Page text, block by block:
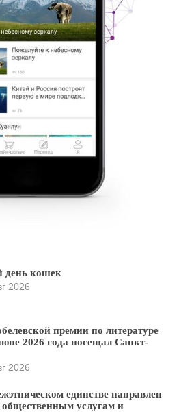
день кошек
2026
премии по литературе
2026 года посещал Санкт-
2026
единстве направлен
услугам и